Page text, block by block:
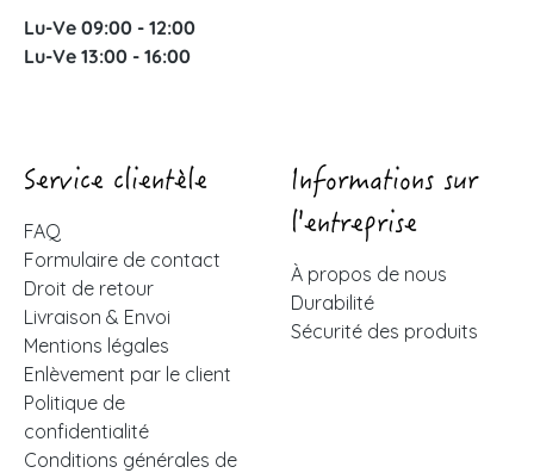
Lu-Ve 09:00 - 12:00
Lu-Ve 13:00 - 16:00
Service clientèle
FAQ
Formulaire de contact
Droit de retour
Livraison & Envoi
Mentions légales
Enlèvement par le client
Politique de
confidentialité
Conditions générales de
Informations sur
l'entreprise
À propos de nous
Durabilité
Sécurité des produits